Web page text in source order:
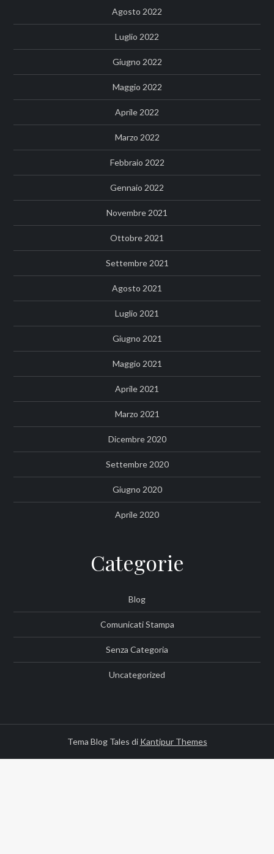
Agosto 2022
Luglio 2022
Giugno 2022
Maggio 2022
Aprile 2022
Marzo 2022
Febbraio 2022
Gennaio 2022
Novembre 2021
Ottobre 2021
Settembre 2021
Agosto 2021
Luglio 2021
Giugno 2021
Maggio 2021
Aprile 2021
Marzo 2021
Dicembre 2020
Settembre 2020
Giugno 2020
Aprile 2020
Categorie
Blog
Comunicati Stampa
Senza Categoria
Uncategorized
Tema Blog Tales di Kantipur Themes